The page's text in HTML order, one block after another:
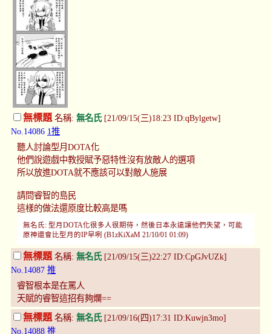
無標題名稱: 無名氏[21/09/15(三)18:23 ID:qBylgetw]
No.14086 1推
聽人討論型月DOTA化
他們說遊戲中教授賦予惡特性沒有放敵人的選項
所以放進DOTA就不應該可以對敵人施展
請問睿智的島民
這樣的做法還原度比較高是嗎
無名氏: 型月DOTA化很多人很期待，然後日本永遠讓他們失望，可能
原神還會比型月的IP早咧 (B1zKiXaM 21/10/01 01:09)
無標題名稱: 無名氏[21/09/15(三)22:27 ID:CpGJvUZk]
No.14087 推
睿智根本是在罵人
天賦的睿智這招有夠爛==
無標題 名稱: 無名氏[21/09/16(四)17:31 ID:Kuwjn3mo]
No.14088 推